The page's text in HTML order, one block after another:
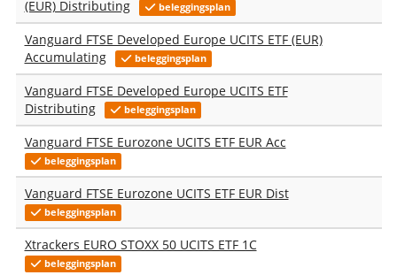
(EUR) Distributing
beleggingsplan
Vanguard FTSE Developed Europe UCITS ETF (EUR)
Accumulating
beleggingsplan
Vanguard FTSE Developed Europe UCITS ETF
Distributing
beleggingsplan
Vanguard FTSE Eurozone UCITS ETF EUR Acc
beleggingsplan
Vanguard FTSE Eurozone UCITS ETF EUR Dist
beleggingsplan
Xtrackers EURO STOXX 50 UCITS ETF 1C
beleggingsplan